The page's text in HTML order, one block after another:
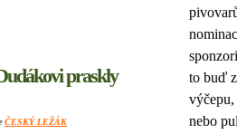
praskly
ČESKÝ LEŽÁK
to buď z
nebo